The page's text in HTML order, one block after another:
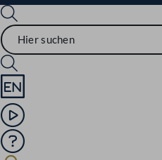
Sprache English
Mediathek
Hilfe